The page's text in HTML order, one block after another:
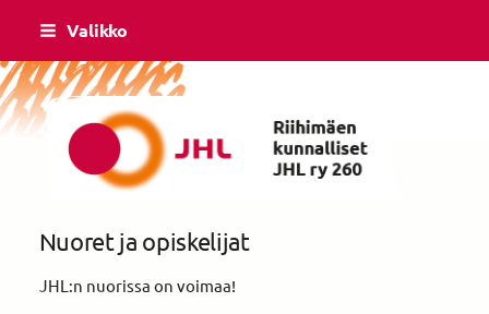
Siirry
sisältöön
Valikko
Riihimäen Kunnalliset ry yhdistys 260
Nuoret ja opiskelijat
JHL:n nuorissa on voimaa!